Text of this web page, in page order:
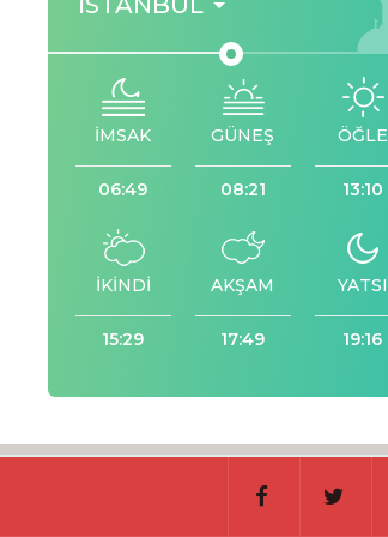
İMSAK
06:49
GÜNEŞ
08:21
ÖĞLE
13:10
İKİNDİ
15:29
AKŞAM
17:49
YATSI
19:16